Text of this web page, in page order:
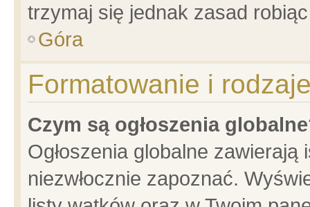
trzymaj się jednak zasad
Góra
Formatowanie i
Czym są ogłoszenia
Ogłoszenia globalne
niezwłocznie zapoznać.